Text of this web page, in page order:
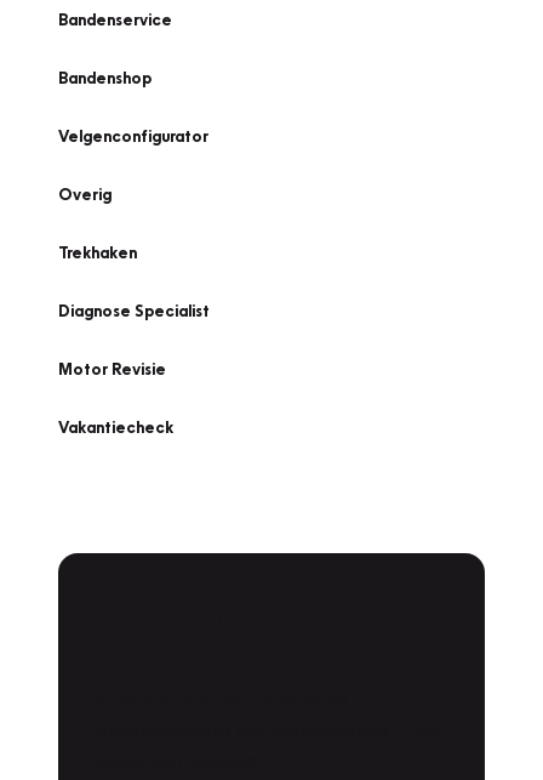
Bandenservice
Bandenshop
Velgenconfigurator
Overig
Trekhaken
Diagnose Specialist
Motor Revisie
Vakantiecheck